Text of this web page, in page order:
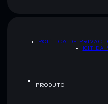
POLÍTICA DE
KIT DA
PRODUTO